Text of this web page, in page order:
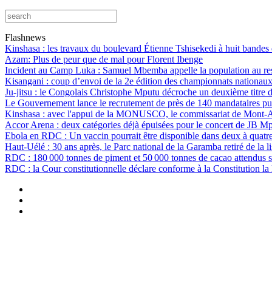
Flashnews
Kinshasa : les travaux du boulevard Étienne Tshisekedi à huit
Azam: Plus de peur que de mal pour Florent Ibenge
Incident au Camp Luka : Samuel Mbemba appelle la population au
Kisangani : coup d’envoi de la 2e édition des championnats
Ju-jitsu : le Congolais Christophe Mputu décroche un deuxième titre
Le Gouvernement lance le recrutement de près de 140 mandataires
Kinshasa : avec l'appui de la MONUSCO, le commissariat de Mont-
Accor Arena : deux catégories déjà épuisées pour le concert de JB
Ebola en RDC : Un vaccin pourrait être disponible dans deux à
Haut-Uélé : 30 ans après, le Parc national de la Garamba retiré de la
RDC : 180 000 tonnes de piment et 50 000 tonnes de cacao attendus
RDC : la Cour constitutionnelle déclare conforme à la Constitution la